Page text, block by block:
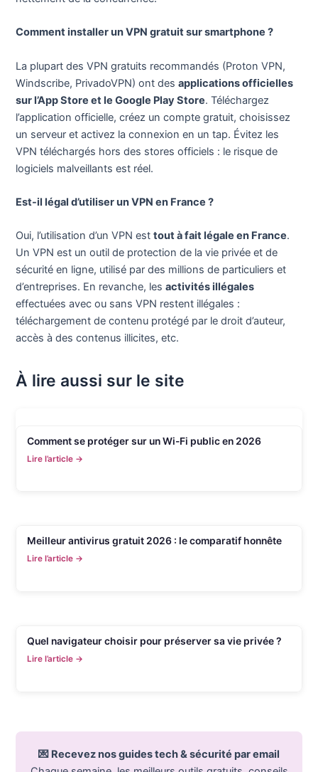
Comment installer un VPN gratuit sur smartphone ?
La plupart des VPN gratuits recommandés (Proton VPN,
Windscribe, PrivadoVPN) ont desapplications officielles
sur l’App Store et le Google Play Store. Téléchargez
l’application officielle, créez un compte gratuit, choisissez
un serveur et activez la connexion en un tap. Évitez les
VPN téléchargés hors des stores officiels : le risque de
logiciels malveillants est réel.
Est-il légal d’utiliser un VPN en France ?
Oui, l’utilisation d’un VPN esttout à fait légale en France.
Un VPN est un outil de protection de la vie privée et de
sécurité en ligne, utilisé par des millions de particuliers et
d’entreprises. En revanche, lesactivités illégales
effectuées avec ou sans VPN restent illégales :
téléchargement de contenu protégé par le droit d’auteur,
accès à des contenus illicites, etc.
À lire aussi sur le site
Comment se protéger sur un Wi-Fi public en 2026
Lire l’article →
Meilleur antivirus gratuit 2026 : le comparatif honnête
Lire l’article →
Quel navigateur choisir pour préserver sa vie privée ?
Lire l’article →
💌 Recevez nos guides tech & sécurité par email